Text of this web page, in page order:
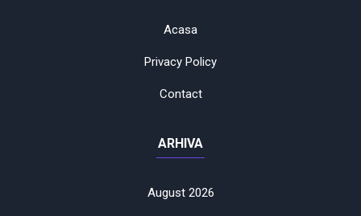
Acasa
Privacy Policy
Contact
ARHIVA
August 2026